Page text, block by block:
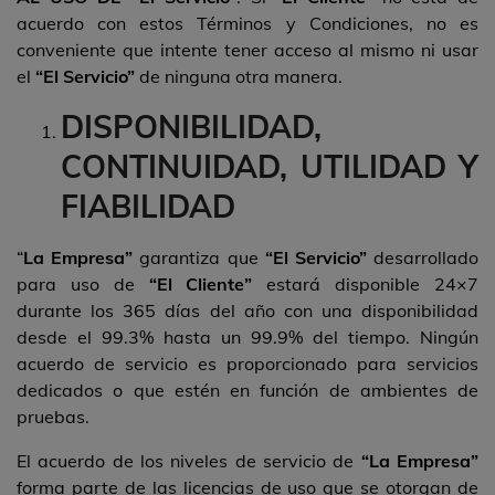
acuerdo con estos Términos y Condiciones, no es
conveniente que intente tener acceso al mismo ni usar
el “El Servicio” de ninguna otra manera.
DISPONIBILIDAD,
CONTINUIDAD, UTILIDAD Y
FIABILIDAD
“La Empresa”garantiza que “El Servicio”desarrollado
para uso de “El Cliente” estará disponible 24×7
durante los 365 días del año con una disponibilidad
desde el 99.3% hasta un 99.9% del tiempo. Ningún
acuerdo de servicio es proporcionado para servicios
dedicados o que estén en función de ambientes de
pruebas.
El acuerdo de los niveles de servicio de “La Empresa”
forma parte de las licencias de uso que se otorgan de